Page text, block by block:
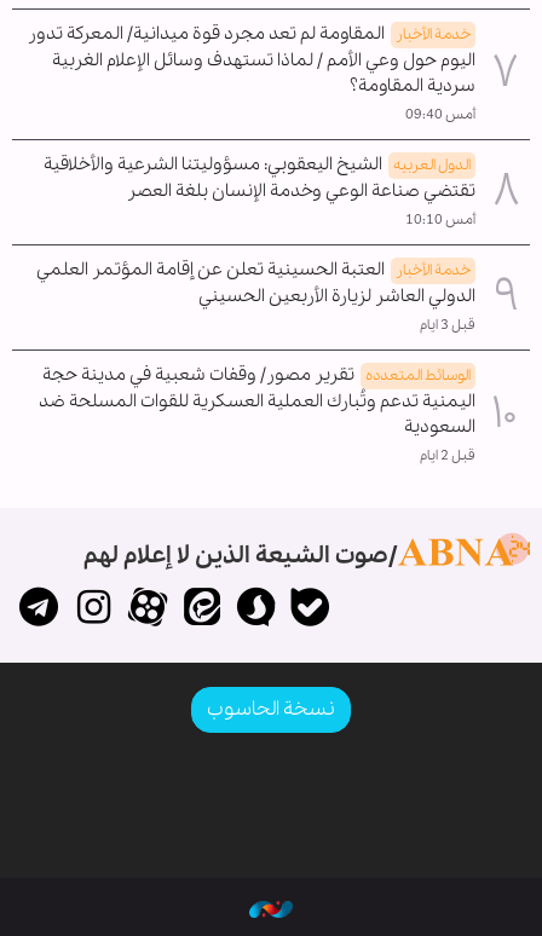
خدمة الأخبار
المقاومة لم تعد مجرد قوة ميدانية/ المعركة تدور
اليوم حول وعي الأمم / لماذا تستهدف وسائل الإعلام الغربية
سردية المقاومة؟
أمس 09:40
الدول العربیه الشيخ اليعقوبي: مسؤوليتنا الشرعية والأخلاقية
تقتضي صناعة الوعي وخدمة الإنسان بلغة العصر
أمس 10:10
خدمة الأخبار
العتبة الحسينية تعلن عن إقامة المؤتمر العلمي
الدولي العاشر لزيارة الأربعين الحسيني
قبل 3 ايام
الوسائط المتعدده تقرير مصور/ وقفات شعبية في مدينة حجة
اليمنية تدعم وتُبارك العملية العسكرية للقوات المسلحة ضد
السعودية
قبل 2 ايام
صوت الشيعة الذين لا إعلام لهم
نسخة الحاسوب